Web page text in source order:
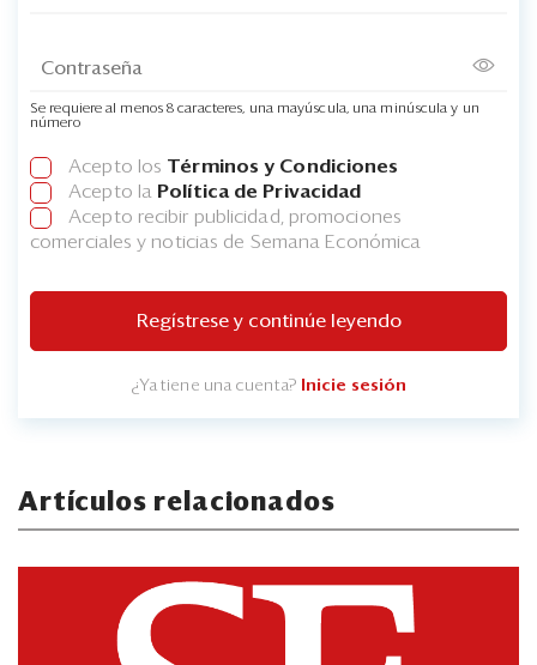
Se requiere al menos 8 caracteres, una mayúscula, una minúscula y un
número
Acepto los Términos y Condiciones
Acepto la Política de Privacidad
Acepto recibir publicidad, promociones
comerciales y noticias de Semana Económica
Regístrese y continúe leyendo
¿Ya tiene una cuenta? Inicie sesión
Artículos relacionados